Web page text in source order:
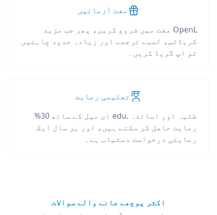
مفت آزمائیں
OpenL مفت میں شروع کریں، پھر جب مزید
کریڈٹس، لمبے ترجمے اور زیادہ حدود چاہئیں
تو اپ گریڈ کریں۔
تعلیمی رعایت
طلبہ اور اساتذہ .edu ای میل کے ساتھ 30%
رعایت حاصل کر سکتے ہیں، اور ہر سال ایک
رعایتی درخواست دستیاب ہے۔
اکثر پوچھے جانے والے سوالات